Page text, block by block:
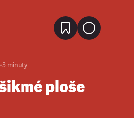
•3 minuty
ploše